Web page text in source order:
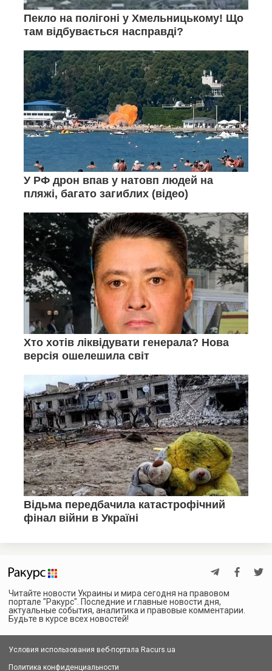
Читайте новости Украины и мира сегодня на правовом
портале "Ракурс". Последние и главные новости дня,
актуальные события, аналитика и правовые комментарии.
Будьте в курсе всех новостей!
Условия использования веб-портала Racurs.ua
Политика конфиденциальности